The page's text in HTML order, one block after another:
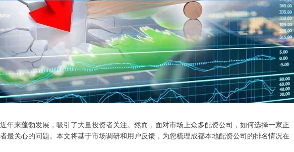
年来蓬勃发展，吸引了大量投资者关注。然而，面对市场上众多配资公司，如何选择一家正
最关心的问题。本文将基于市场调研和用户反馈，为您梳理成都本地配资公司的排名情况在